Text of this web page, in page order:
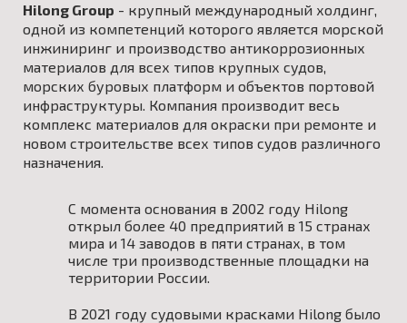
Hilong Group - крупный международный холдинг,
одной из компетенций которого является морской
инжиниринг и производство антикоррозионных
материалов для всех типов крупных судов,
морских буровых платформ и объектов портовой
инфраструктуры. Компания производит весь
комплекс материалов для окраски при ремонте и
новом строительстве всех типов судов различного
назначения.
С момента основания в 2002 году Hilong
открыл более 40 предприятий в 15 странах
мира и 14 заводов в пяти странах, в том
числе три производственные площадки на
территории России.
В 2021 году судовыми красками Hilong было